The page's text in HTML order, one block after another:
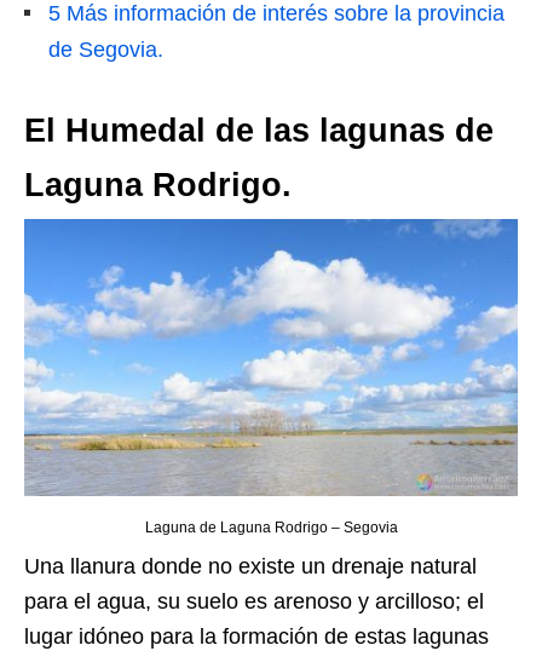
5 Más información de interés sobre la provincia
de Segovia.
El Humedal de las lagunas de
Laguna Rodrigo.
Laguna de Laguna Rodrigo – Segovia
Una llanura donde no existe un drenaje natural
para el agua, su suelo es arenoso y arcilloso; el
lugar idóneo para la formación de estas lagunas